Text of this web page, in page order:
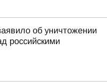
об уничтожении
российскими